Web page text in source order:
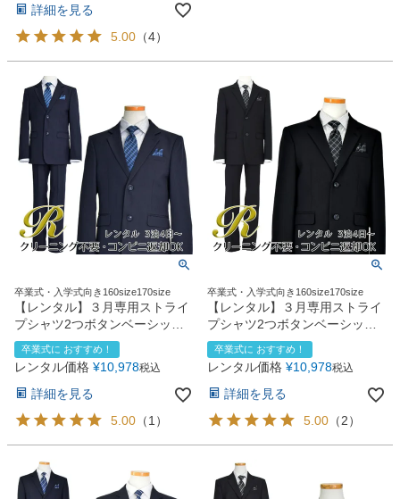
詳細を見る
5.00 （4）
卒業式・入学式向き160size170size
【レンタル】３月専用ストライ
プシャツ2つボタンベーシック
スーツ4点セット(CAT555610)
ネイビー
卒業式に おすすめ！
レンタル価格 ¥10,978税込
詳細を見る
5.00 （1）
卒業式・入学式向き160size170size
【レンタル】３月専用ストライ
プシャツ2つボタンベーシック
スーツ4点セット(CAT555610)
ブラック
卒業式に おすすめ！
レンタル価格 ¥10,978税込
詳細を見る
5.00 （2）